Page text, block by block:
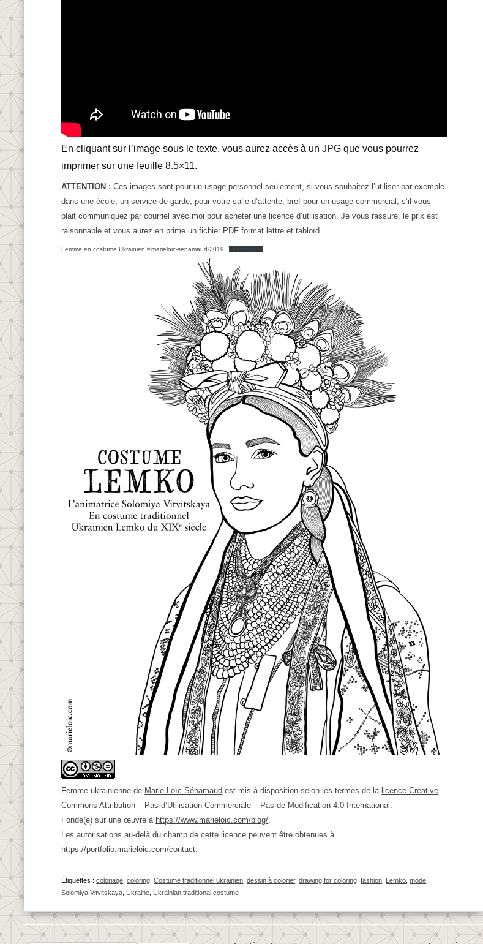
En cliquant sur l’image sous le texte, vous aurez accès à un JPG que vous pourrez
imprimer sur une feuille 8.5×11.
ATTENTION : Ces images sont pour un usage personnel seulement, si vous souhaitez l’utiliser par exemple
dans une école, un service de garde, pour votre salle d’attente, bref pour un usage commercial, s’il vous
plait communiquez par courriel avec moi pour acheter une licence d’utilisation. Je vous rassure, le prix est
raisonnable et vous aurez en prime un fichier PDF format lettre et tabloïd
Femme en costume Ukrainien ©marieloic-senamaud-2019
Femme ukrainienne de Marie-Loïc Sénamaud est mis à disposition selon les termes de la licence Creative
Commons Attribution – Pas d’Utilisation Commerciale – Pas de Modification 4.0 International .
Fondé(e) sur une œuvre à https://www.marieloic.com/blog/.
Les autorisations au-delà du champ de cette licence peuvent être obtenues à
https://portfolio.marieloic.com/contact.
Étiquettes :coloriage ,coloring ,Costume traditionnel ukrainien ,dessin à colorier,drawing for coloring ,fashion Lemko ,mode
Solomiya Vitvitskaya ,Ukraine ,Ukrainian traditional costume